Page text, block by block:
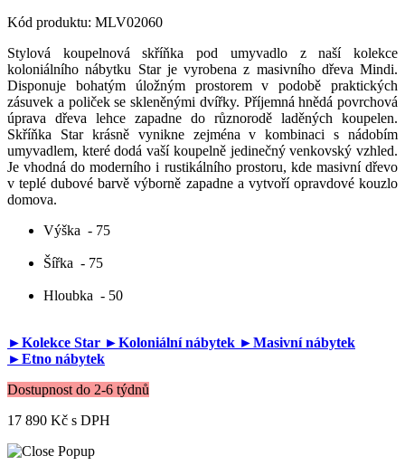
Kód produktu: MLV02060
Stylová koupelnová skříňka pod umyvadlo z naší kolekce
koloniálního nábytku Star je vyrobena z masivního dřeva Mindi.
Disponuje bohatým úložným prostorem v podobě praktických
zásuvek a poliček se skleněnými dvířky. Příjemná hnědá povrchová
úprava dřeva lehce zapadne do různorodě laděných koupelen.
Skříňka Star krásně vynikne zejména v kombinaci s nádobím
umyvadlem, které dodá vaší koupelně jedinečný venkovský vzhled.
Je vhodná do moderního i rustikálního prostoru, kde masivní dřevo
v teplé dubové barvě výborně zapadne a vytvoří opravdové kouzlo
domova.
Výška - 75
Šířka - 75
Hloubka - 50
►Kolekce Star ►Koloniální nábytek ►Masivní nábytek
►Etno nábytek
Dostupnost do 2-6 týdnů
17 890 Kč s DPH